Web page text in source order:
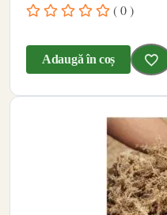
( 0 )
Adaugă în coș